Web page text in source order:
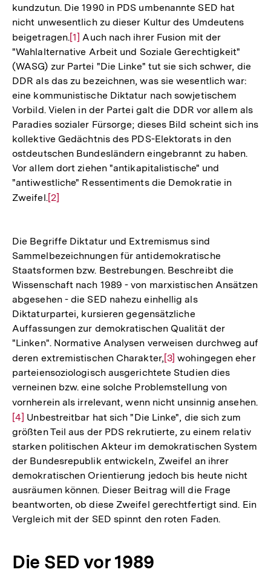
kundzutun. Die 1990 in PDS umbenannte SED hat
nicht unwesentlich zu dieser Kultur des Umdeutens
beigetragen.Zur
Auflösung
der
Fußnote
[1] Auch nach ihrer Fusion mit der
"Wahlalternative Arbeit und Soziale Gerechtigkeit"
(WASG) zur Partei "Die Linke" tut sie sich schwer, die
DDR als das zu bezeichnen, was sie wesentlich war:
eine kommunistische Diktatur nach sowjetischem
Vorbild. Vielen in der Partei galt die DDR vor allem als
Paradies sozialer Fürsorge; dieses Bild scheint sich ins
kollektive Gedächtnis des PDS-Elektorats in den
ostdeutschen Bundesländern eingebrannt zu haben.
Vor allem dort ziehen "antikapitalistische" und
"antiwestliche" Ressentiments die Demokratie in
Zweifel.Zur
Fußnote
[2]
Die Begriffe Diktatur und Extremismus sind
Sammelbezeichnungen für antidemokratische
Staatsformen bzw. Bestrebungen. Beschreibt die
Wissenschaft nach 1989 - von marxistischen Ansätzen
abgesehen - die SED nahezu einhellig als
Diktaturpartei, kursieren gegensätzliche
Auffassungen zur demokratischen Qualität der
"Linken". Normative Analysen verweisen durchweg auf
deren extremistischen Charakter,Zur
Auflösung
der
Fußnote
[3] wohingegen eher
parteiensoziologisch ausgerichtete Studien dies
verneinen bzw. eine solche Problemstellung von
vornherein als irrelevant, wenn nicht unsinnig ansehen.
[4] Unbestreitbar hat sich "Die Linke", die sich zum
größten Teil aus der PDS rekrutierte, zu einem relativ
starken politischen Akteur im demokratischen System
der Bundesrepublik entwickeln, Zweifel an ihrer
demokratischen Orientierung jedoch bis heute nicht
ausräumen können. Dieser Beitrag will die Frage
beantworten, ob diese Zweifel gerechtfertigt sind. Ein
Vergleich mit der SED spinnt den roten Faden.
Die SED vor 1989